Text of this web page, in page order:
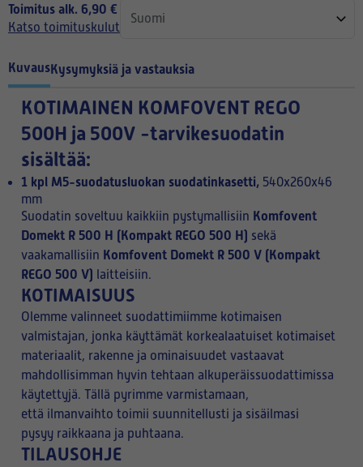
Toimitus alk. 6,90 €
Katso toimituskulut
KuvausKysymyksiä ja vastauksia
KOTIMAINEN KOMFOVENT REGO
500H ja 500V -tarvikesuodatin
sisältää:
1 kpl M5-suodatusluokan suodatinkasetti, 540x260x46
mm
Suodatin soveltuu kaikkiin pystymallisiin Komfovent
Domekt R 500 H (Kompakt REGO 500 H) sekä
vaakamallisiin Komfovent Domekt R 500 V (Kompakt
REGO 500 V) laitteisiin.
KOTIMAISUUS
Olemme valinneet suodattimiimme kotimaisen
valmistajan, jonka käyttämät korkealaatuiset kotimaiset
materiaalit, rakenne ja ominaisuudet vastaavat
mahdollisimman hyvin tehtaan alkuperäissuodattimissa
käytettyjä. Tällä pyrimme varmistamaan,
että ilmanvaihto toimii suunnitellusti ja sisäilmasi
pysyy raikkaana ja puhtaana.
TILAUSOHJE